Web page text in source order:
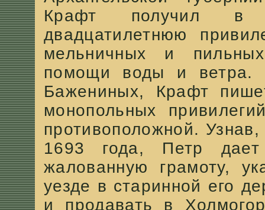
Крафт получил в
двадцатилетнюю
мельничных и
помощи воды и ветра.
Бажениных, Крафт
монопольных
противоположной.
1693 года, Петр
жалованную грамоту,
уезде в старинной его
и продавать в